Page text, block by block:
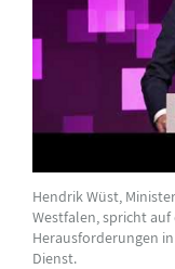
Hendrik Wüst,
Westfalen, spricht
Herausforderungen
Dienst.